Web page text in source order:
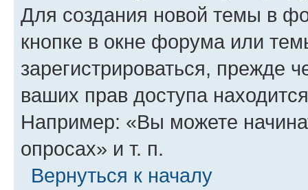
Для создания новой темы в
кнопке в окне форума или
зарегистрироваться, прежде
ваших прав доступа
Например: «Вы можете
опросах» и т. п.
Вернуться к началу